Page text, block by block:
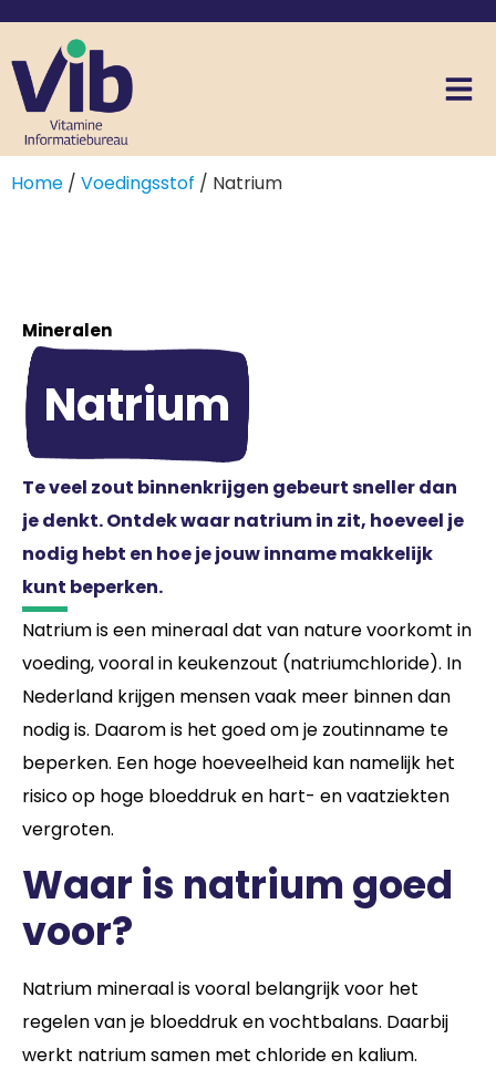
Home / Voedingsstof / Natrium
Mineralen
Natrium
Te veel zout binnenkrijgen gebeurt sneller dan
je denkt. Ontdek waar natrium in zit, hoeveel je
nodig hebt en hoe je jouw inname makkelijk
kunt beperken.
Natrium is een mineraal dat van nature voorkomt in
voeding, vooral in keukenzout (natriumchloride). In
Nederland krijgen mensen vaak meer binnen dan
nodig is. Daarom is het goed om je zoutinname te
beperken. Een hoge hoeveelheid kan namelijk het
risico op hoge bloeddruk en hart- en vaatziekten
vergroten.
Waar is natrium goed
voor?
Natrium mineraal is vooral belangrijk voor het
regelen van je bloeddruk en vochtbalans. Daarbij
werkt natrium samen met chloride en kalium.